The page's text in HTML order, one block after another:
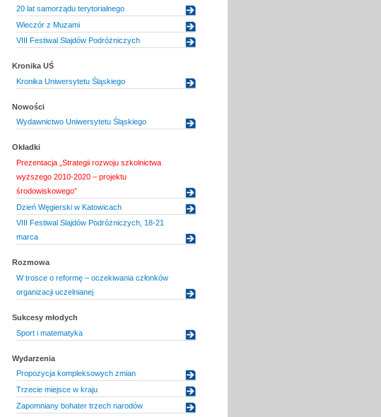
20 lat samorządu terytorialnego
Wieczór z Muzami
VIII Festiwal Slajdów Podróżniczych
Kronika UŚ
Kronika Uniwersytetu Śląskiego
Nowości
Wydawnictwo Uniwersytetu Śląskiego
Okładki
Prezentacja „Strategii rozwoju szkolnictwa
wyższego 2010-2020 – projektu
środowiskowego”
Dzień Węgierski w Katowicach
VIII Festiwal Slajdów Podróżniczych, 18-21
marca
Rozmowa
W trosce o reformę – oczekiwania członków
organizacji uczelnianej
Sukcesy młodych
Sport i matematyka
Wydarzenia
Propozycja kompleksowych zmian
Trzecie miejsce w kraju
Zapomniany bohater trzech narodów